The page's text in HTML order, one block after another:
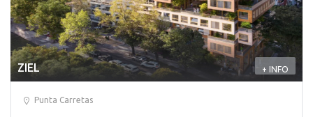
ZIEL + INFO
Punta Carretas